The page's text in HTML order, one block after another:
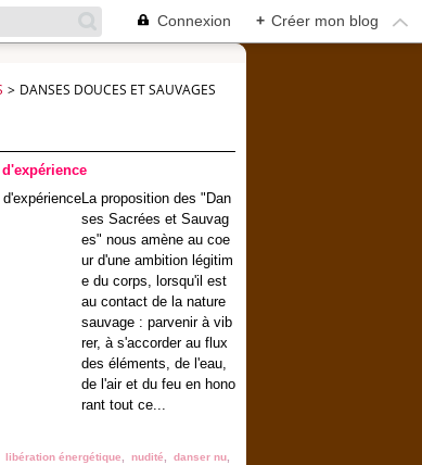
Connexion + Créer mon blog
> DANSES DOUCES ET SAUVAGES
La proposition des "Dan
ses Sacrées et Sauvag
es" nous amène au coe
ur d'une ambition légitim
e du corps, lorsqu'il est
au contact de la nature
sauvage : parvenir à vib
rer, à s'accorder au flux
des éléments, de l'eau,
de l'air et du feu en hono
rant tout ce...
libération énergétique nudité danser nu